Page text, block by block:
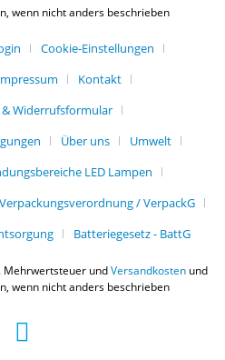
wenn nicht anders beschrieben
Cookie-Einstellungen
Kontakt
Widerrufsformular
Über uns
Umwelt
LED Lampen
Verpackungsverordnung / VerpackG
Batteriegesetz - BattG
Mehrwertsteuer undVersandkostenund
wenn nicht anders beschrieben